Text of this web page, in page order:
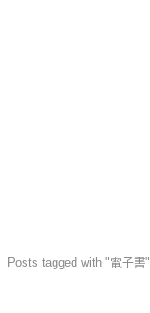
Posts tagged with "電子書"